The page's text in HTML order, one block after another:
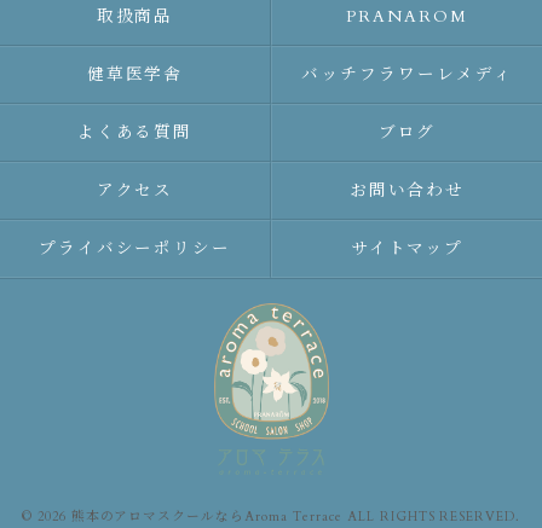
取扱商品 PRANAROM
健草医学舎 バッチフラワーレメディ
よくある質問 ブログ
アクセス お問い合わせ
プライバシーポリシー サイトマップ
© 2026 熊本のアロマスクールならAroma Terrace ALL RIGHTS RESERVED.